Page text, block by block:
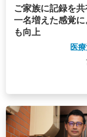
ご家族に記録を
一名増えた感覚
も向上
医